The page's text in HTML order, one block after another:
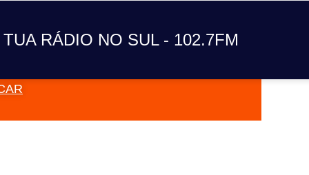
TUA RÁDIO NO SUL - 102.7FM
A TUA RÁDIO NO SUL